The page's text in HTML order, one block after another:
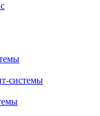
системы